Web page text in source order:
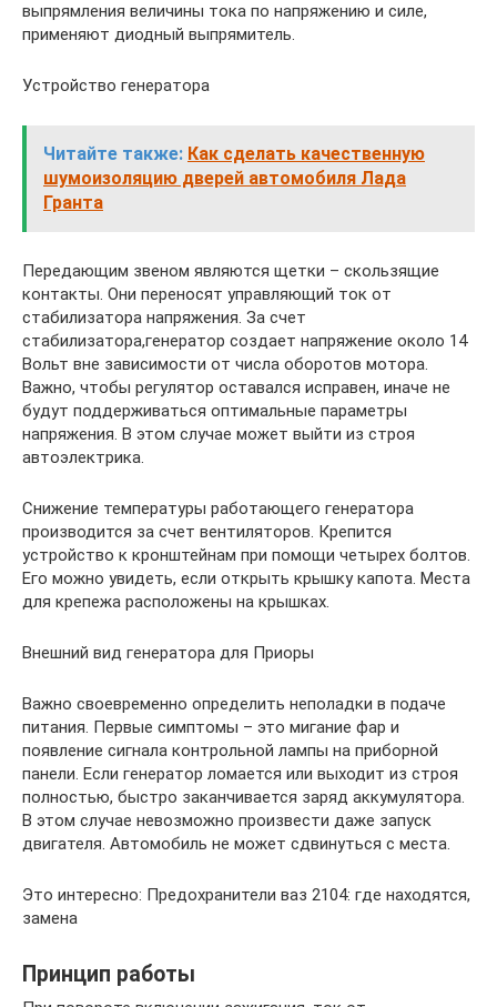
выпрямления величины тока по напряжению и силе,
применяют диодный выпрямитель.
Устройство генератора
Читайте также: Как сделать качественную
шумоизоляцию дверей автомобиля Лада
Гранта
Передающим звеном являются щетки – скользящие
контакты. Они переносят управляющий ток от
стабилизатора напряжения. За счет
стабилизатора,генератор создает напряжение около 14
Вольт вне зависимости от числа оборотов мотора.
Важно, чтобы регулятор оставался исправен, иначе не
будут поддерживаться оптимальные параметры
напряжения. В этом случае может выйти из строя
автоэлектрика.
Снижение температуры работающего генератора
производится за счет вентиляторов. Крепится
устройство к кронштейнам при помощи четырех болтов.
Его можно увидеть, если открыть крышку капота. Места
для крепежа расположены на крышках.
Внешний вид генератора для Приоры
Важно своевременно определить неполадки в подаче
питания. Первые симптомы – это мигание фар и
появление сигнала контрольной лампы на приборной
панели. Если генератор ломается или выходит из строя
полностью, быстро заканчивается заряд аккумулятора.
В этом случае невозможно произвести даже запуск
двигателя. Автомобиль не может сдвинуться с места.
Это интересно: Предохранители ваз 2104: где находятся,
замена
Принцип работы